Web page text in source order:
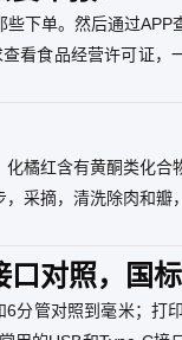
签订了会员协议，
较大的影响力。
下单。然后通过APP
看食品经营许可证，
复制粘贴进去查询是
橘红含有黄酮类化合
采摘，清洗除肉和瓣
口对照，国
。
分管对照到毫米；打